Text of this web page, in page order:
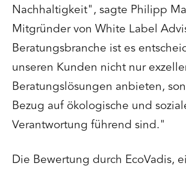
Nachhaltigkeit", sagte Philipp
Mitgründer von White Label
Beratungsbranche ist es
unseren Kunden nicht nur
Beratungslösungen anbieten,
Bezug auf ökologische und
Verantwortung führend sind."
Die Bewertung durch EcoVadis,